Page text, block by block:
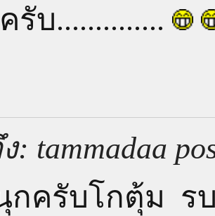
รับ..............
: tammadaa
กครับโกตุ้ม ร